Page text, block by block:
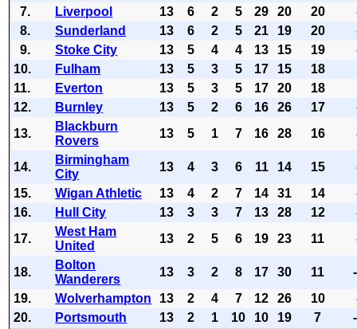
7.
Liverpool 13 6 2 5 29 20 20
8.
Sunderland 13 6 2 5 21 19 20
9.
Stoke City 13 5 4 4 13 15 19
10.
Fulham 13 5 3 5 17 15
18
11.
Everton 13 5 3 5 17 20
18
12.
Burnley 13 5 2 6 16 26 17
13.
Blackburn
Rovers
13 5 1 7 16 28 16
14.
Birmingham
City
13 4 3 6 11 14 15
15.
Wigan Athletic 13 4 2 7 14 31 14
16.
Hull City 13 3 3 7 13 28 12
17.
West Ham
United
13 2 5 6 19 23 11
18.
Bolton
Wanderers
13 3 2 8 17 30 11
19.
Wolverhampton 13 2 4 7 12 26 10
20.
Portsmouth 13 2 1 10 10 19 7